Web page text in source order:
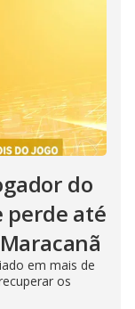
do
perde até
em mais de
os